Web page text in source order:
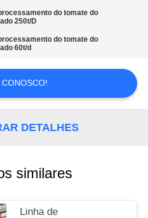
do tomate do
250t/D
do tomate do
60t/d
CONOSCO!
DETALHES
similares
Linha de